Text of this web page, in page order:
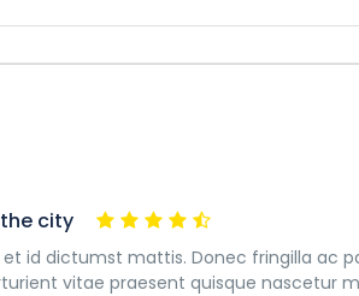
city
id dictumst mattis. Donec fringilla ac
vitae praesent quisque nascetur